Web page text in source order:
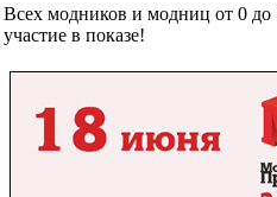
Всех модников и модниц от 0 до
участие в показе!